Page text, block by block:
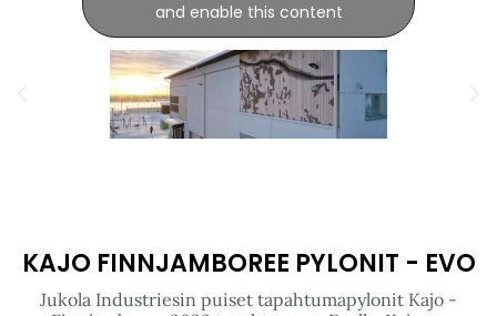
Click to accept markkinointi cookies